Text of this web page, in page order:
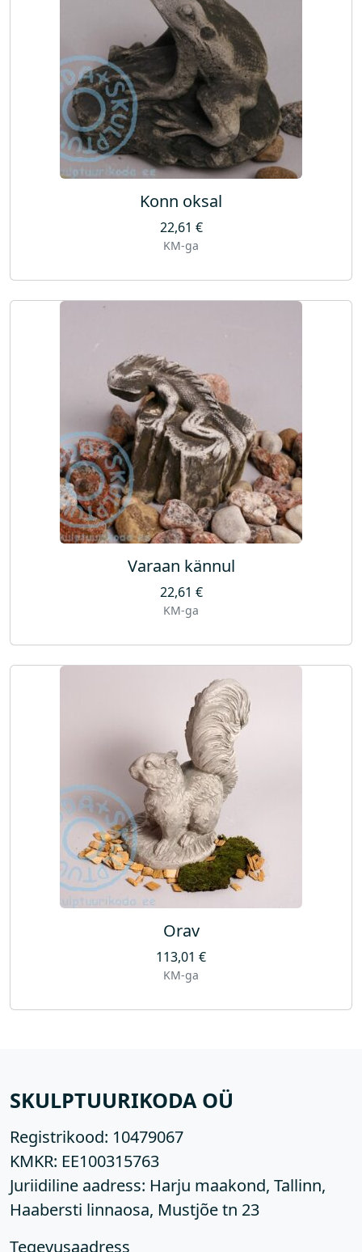
Konn oksal
22,61 €
KM-ga
Varaan kännul
22,61 €
KM-ga
Orav
113,01 €
KM-ga
SKULPTUURIKODA OÜ
Registrikood: 10479067
KMKR: EE100315763
Juriidiline aadress: Harju maakond, Tallinn,
Haabersti linnaosa, Mustjõe tn 23
Tegevusaadress